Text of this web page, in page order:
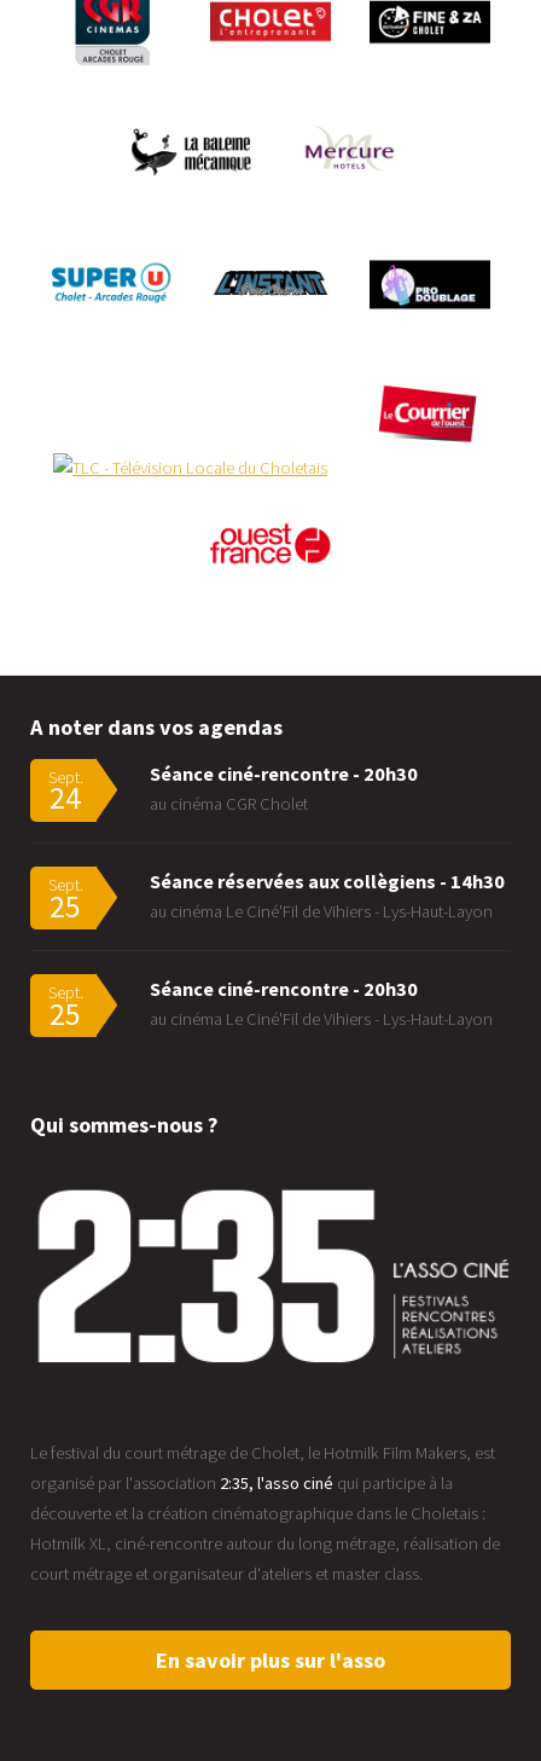
A noter dans vos agendas
Sept.
24
Séance ciné-rencontre - 20h30
au cinéma CGR Cholet
Sept.
25
Séance réservées aux collègiens - 14h30
au cinéma Le Ciné'Fil de Vihiers - Lys-Haut-Layon
Sept.
25
Séance ciné-rencontre - 20h30
au cinéma Le Ciné'Fil de Vihiers - Lys-Haut-Layon
Qui sommes-nous ?
Le festival du court métrage de Cholet, le Hotmilk Film Makers, est
organisé par l'association 2:35, l'asso ciné qui participe à la
découverte et la création cinématographique dans le Choletais :
Hotmilk XL, ciné-rencontre autour du long métrage, réalisation de
court métrage et organisateur d'ateliers et master class.
En savoir plus sur l'asso